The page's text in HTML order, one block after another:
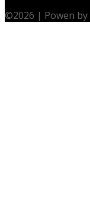
©2026 | Powen by